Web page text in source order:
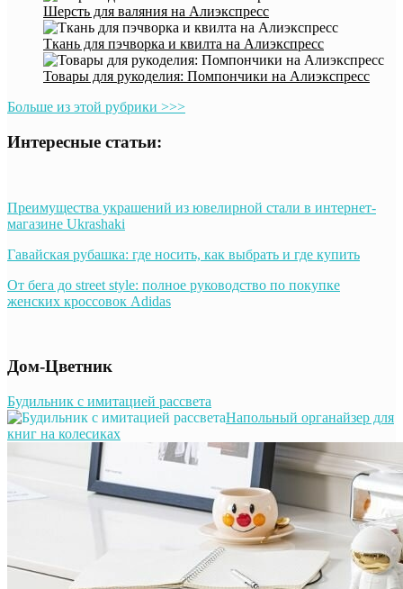
Шерсть для валяния на Алиэкспресс
Ткань для пэчворка и квилта на Алиэкспресс
Товары для рукоделия: Помпончики на Алиэкспресс
Больше из этой рубрики >>>
Интересные статьи:
Преимущества украшений из ювелирной стали в интернет-
магазине Ukrashaki
Гавайская рубашка: где носить, как выбрать и где купить
От бега до street style: полное руководство по покупке
женских кроссовок Adidas
Дом-Цветник
Будильник с имитацией рассвета
Напольный органайзер для
книг на колесиках